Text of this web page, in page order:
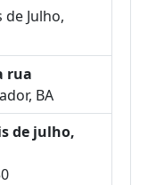
de Julho,
rua
BA
de julho,